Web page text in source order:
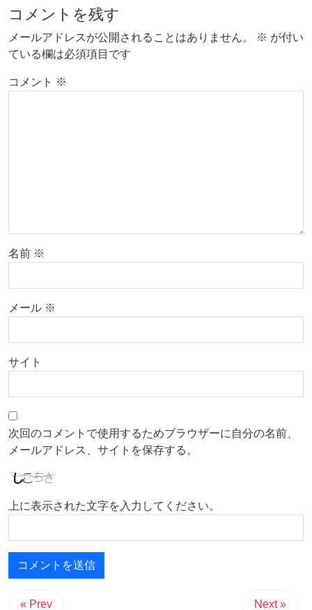
コメントを残す
メールアドレスが公開されることはありません。 ※ が付い
ている欄は必須項目です
コメント ※
名前 ※
メール ※
サイト
次回のコメントで使用するためブラウザーに自分の名前、
メールアドレス、サイトを保存する。
上に表示された文字を入力してください。
« Prev Next »